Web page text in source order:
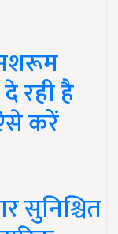
रही है
करें
सुनिश्चित